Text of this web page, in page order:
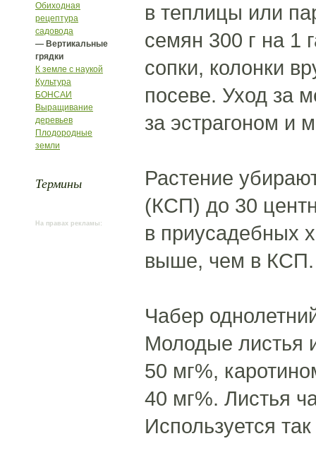
Обиходная
рецептура
садовода
— Вертикальные
грядки
К земле с наукой
Культура
БОНСАИ
Выращивание
деревьев
Плодородные
земли
Термины
На правах рекламы:
в теплицы или
семян 300 г на 1
сопки, колонки
посеве. Уход за
за эстрагоном и
Растение
(КСП) до 30
в приусадебных
выше, чем в КСП.
Чабер
Молодые листья
50 мг%,
40 мг%. Листья
Используется